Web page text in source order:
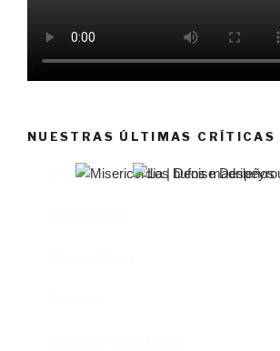
NUESTRAS ÚLTIMAS CRÍTICAS
El castillo de Lindabridis